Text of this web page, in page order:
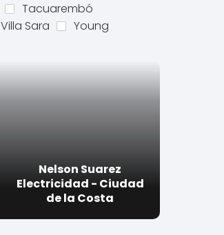
Tacuarembó
Villa Sara Young
Nelson Suarez
Electricidad - Ciudad
de la Costa